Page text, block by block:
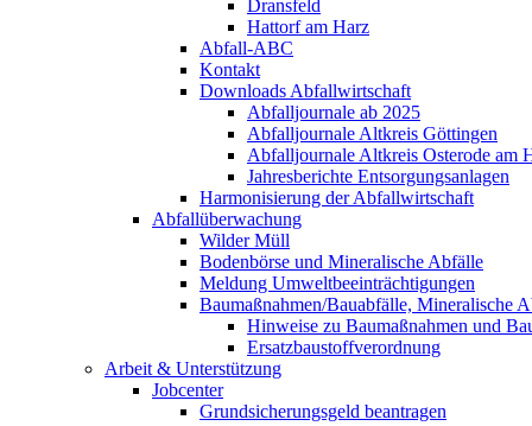
Dransfeld
Hattorf am Harz
Abfall-ABC
Kontakt
Downloads Abfallwirtschaft
Abfalljournale ab 2025
Abfalljournale Altkreis Göttingen
Abfalljournale Altkreis Osterode am
Jahresberichte Entsorgungsanlagen
Harmonisierung der Abfallwirtschaft
Abfallüberwachung
Wilder Müll
Bodenbörse und Mineralische Abfälle
Meldung Umweltbeeinträchtigungen
Baumaßnahmen/Bauabfälle, Mineralische
Hinweise zu Baumaßnahmen und
Ersatzbaustoffverordnung
Arbeit & Unterstützung
Jobcenter
Grundsicherungsgeld beantragen